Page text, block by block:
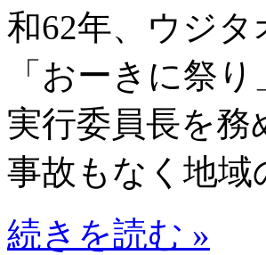
和62年、ウジ
「おーきに祭
実行委員長を
事故もなく地
続きを読む »